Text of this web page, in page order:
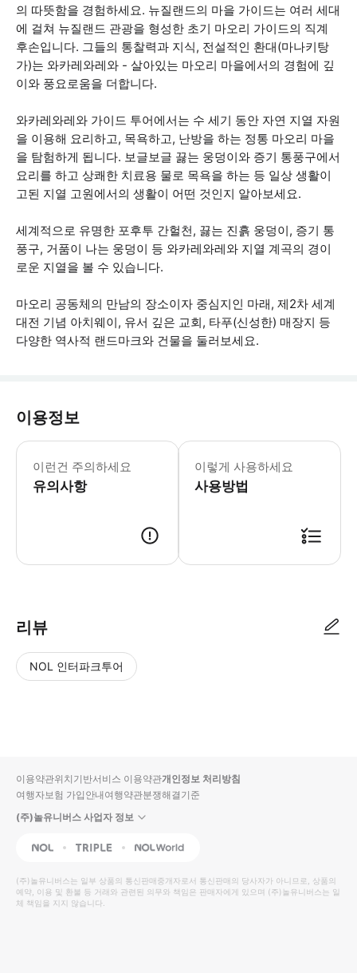
의 따뜻함을 경험하세요. 뉴질랜드의 마을 가이드는 여러 세대
에 걸쳐 뉴질랜드 관광을 형성한 초기 마오리 가이드의 직계
후손입니다. 그들의 통찰력과 지식, 전설적인 환대(마나키탕
가)는 와카레와레와 - 살아있는 마오리 마을에서의 경험에 깊
이와 풍요로움을 더합니다.
와카레와레와 가이드 투어에서는 수 세기 동안 자연 지열 자원
을 이용해 요리하고, 목욕하고, 난방을 하는 정통 마오리 마을
을 탐험하게 됩니다. 보글보글 끓는 웅덩이와 증기 통풍구에서
요리를 하고 상쾌한 치료용 물로 목욕을 하는 등 일상 생활이
고된 지열 고원에서의 생활이 어떤 것인지 알아보세요.
세계적으로 유명한 포후투 간헐천, 끓는 진흙 웅덩이, 증기 통
풍구, 거품이 나는 웅덩이 등 와카레와레와 지열 계곡의 경이
로운 지열을 볼 수 있습니다.
마오리 공동체의 만남의 장소이자 중심지인 마래, 제2차 세계
대전 기념 아치웨이, 유서 깊은 교회, 타푸(신성한) 매장지 등
다양한 역사적 랜드마크와 건물을 둘러보세요.
이용정보
이런건 주의하세요
유의사항
- 이 투어는 야외에서 진행되며 모든
이렇게 사용하세요
사용방법
리뷰
NOL 인터파크투어
입니
다.
높
은
순
동
영
상
순
상
이용약관위치기반서비스 이용약관개인정보 처리방침
여행자보험 가입안내여행약관분쟁해결기준
(주)놀유니버스 사업자 정보
NOL Triple Interpark Global
(주)놀유니버스는 일부 상품의 통신판매중개자로서 통신판매의 당사자가 아니므로, 상품의
예약, 이용 및 환불 등 거래와 관련된 의무와 책임은 판매자에게 있으며 (주)놀유니버스는 일
체 책임을 지지 않습니다.